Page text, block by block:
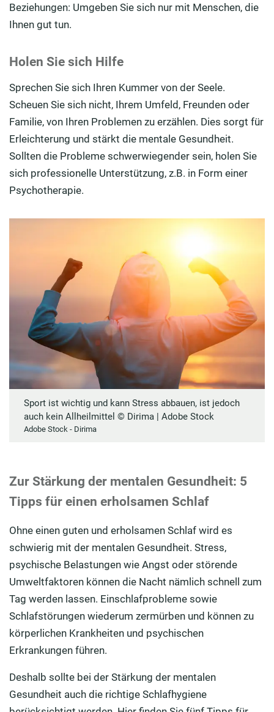
Beziehungen: Umgeben Sie sich nur mit Menschen, die
Ihnen gut tun.
Holen Sie sich Hilfe
Sprechen Sie sich Ihren Kummer von der Seele.
Scheuen Sie sich nicht, Ihrem Umfeld, Freunden oder
Familie, von Ihren Problemen zu erzählen. Dies sorgt für
Erleichterung und stärkt die mentale Gesundheit.
Sollten die Probleme schwerwiegender sein, holen Sie
sich professionelle Unterstützung, z.B. in Form einer
Psychotherapie.
Sport ist wichtig und kann Stress abbauen, ist jedoch
auch kein Allheilmittel © Dirima | Adobe Stock
Adobe Stock - Dirima
Zur Stärkung der mentalen Gesundheit: 5
Tipps für einen erholsamen Schlaf
Ohne einen guten und erholsamen Schlaf wird es
schwierig mit der mentalen Gesundheit. Stress,
psychische Belastungen wie Angst oder störende
Umweltfaktoren können die Nacht nämlich schnell zum
Tag werden lassen. Einschlafprobleme sowie
Schlafstörungen wiederum zermürben und können zu
körperlichen Krankheiten und psychischen
Erkrankungen führen.
Deshalb sollte bei der Stärkung der mentalen
Gesundheit auch die richtige Schlafhygiene